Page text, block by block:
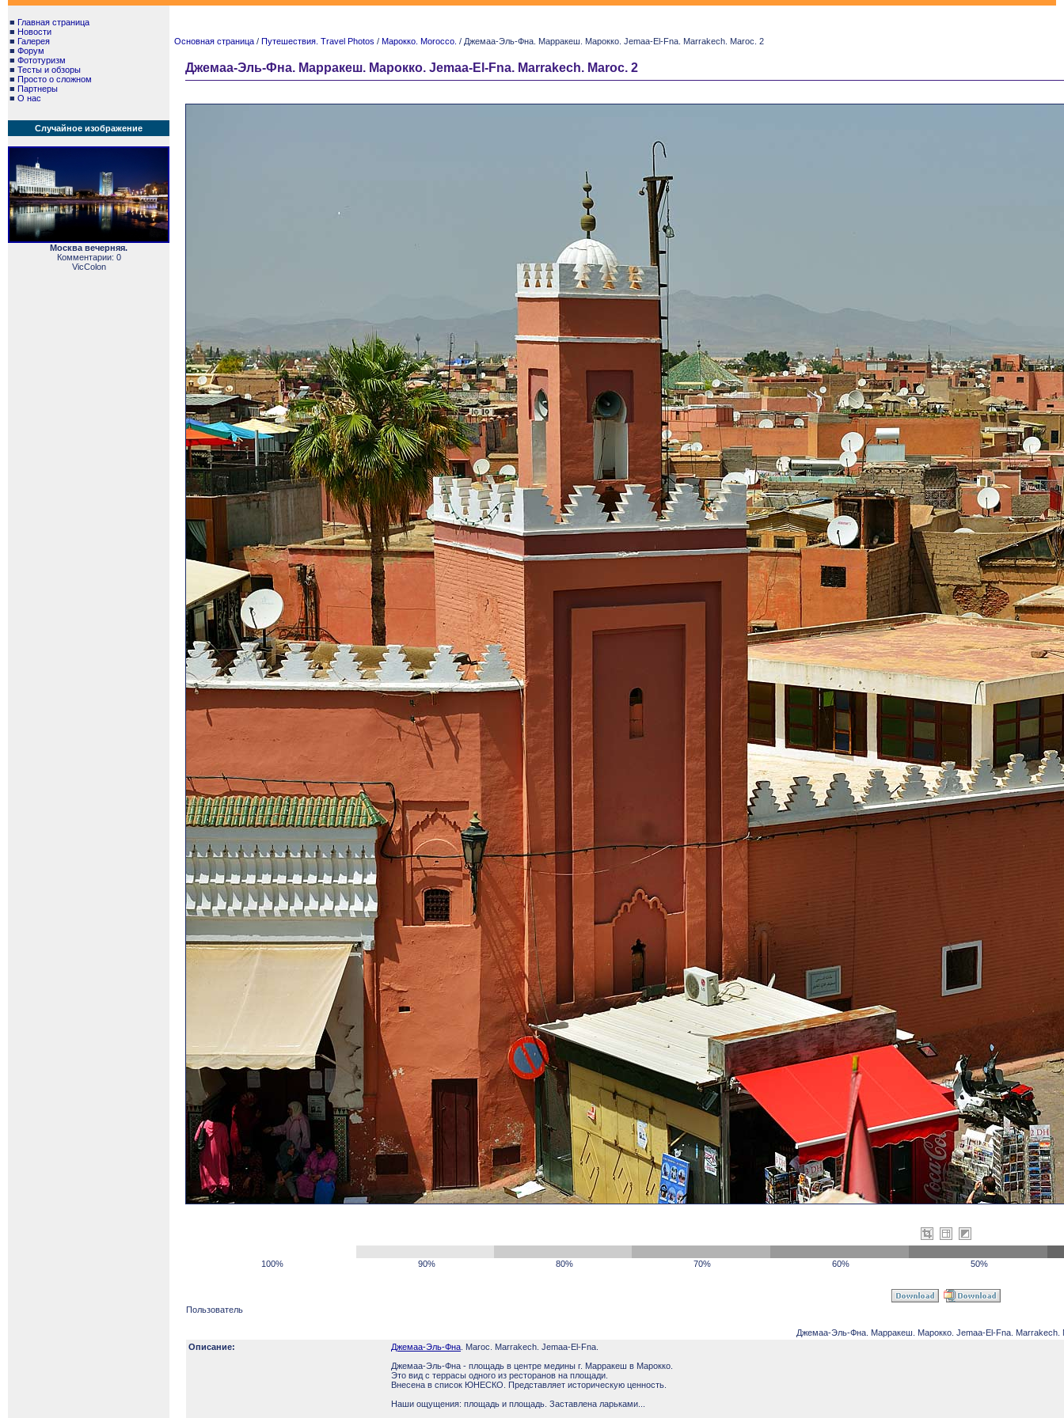
■ Главная страница
■ Новости
■ Галерея
■ Форум
■ Фототуризм
■ Тесты и обзоры
■ Просто о сложном
■ Партнеры
■ О нас
Случайное изображение
Москва вечерняя.
Комментарии: 0
VicColon
Основная страница / Путешествия. Travel Photos / Марокко. Morocco. / Джемаа-Эль-Фна. Марракеш. Марокко. Jemaa-El-Fna. Marrakech. Maroc. 2
Джемаа-Эль-Фна. Марракеш. Марокко. Jemaa-El-Fna. Marrakech. Maroc. 2
100% 90% 80% 70% 60% 50%
Пользователь
Джемаа-Эль-Фна. Марракеш. Марокко. Jemaa-El-Fna. Marrakech.
Описание:
Джемаа-Эль-Фна . Maroc. Marrakech. Jemaa-El-Fna.
Джемаа-Эль-Фна - площадь в центре медины г. Марракеш в Марокко.
Это вид с террасы одного из ресторанов на площади.
Внесена в список ЮНЕСКО. Представляет историческую ценность.
Наши ощущения: площадь и площадь. Заставлена ларьками...